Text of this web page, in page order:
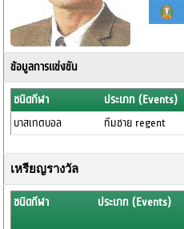
ข้อมูลการแข่งขัน
ชนิดกีฬา
ประเภท (Events)
บาสเกตบอล
ทีมชาย regent
เหรียญรางวัล
ชนิดกีฬา ประเภท (Events)